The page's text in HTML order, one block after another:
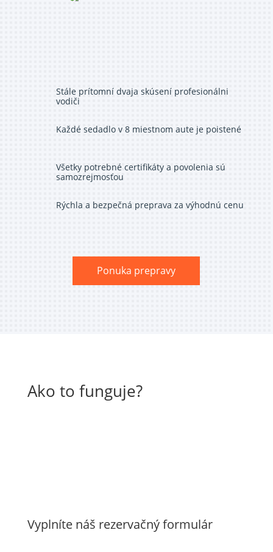
Stále prítomní dvaja skúsení profesionálni
vodiči
Každé sedadlo v 8 miestnom aute je poistené
Všetky potrebné certifikáty a povolenia sú
samozrejmosťou
Rýchla a bezpečná preprava za výhodnú cenu
Ponuka prepravy
Ako to funguje?
Vyplníte náš rezervačný formulár